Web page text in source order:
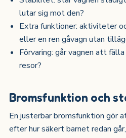
lutar sig mot den?
Extra funktioner: aktiviteter
eller en ren gåvagn utan
Förvaring: går vagnen att
resor?
Bromsfunktion och
En justerbar bromsfunktion gör
efter hur säkert barnet redan